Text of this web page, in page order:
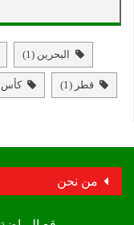
البحرين (1)
قطر (1) كأس
من نحن